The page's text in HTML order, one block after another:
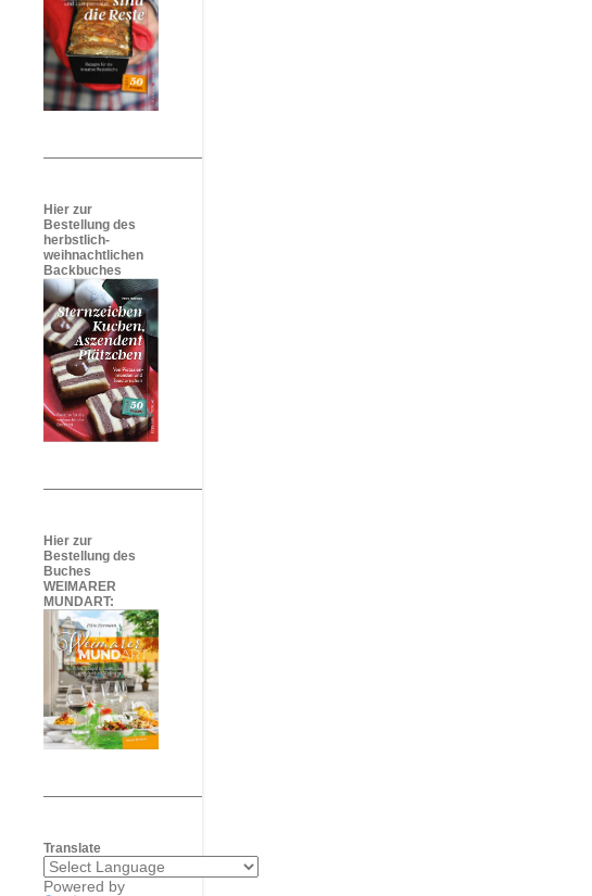
Hier zur
Bestellung des
herbstlich-
weihnachtlichen
Backbuches
Hier zur
Bestellung des
Buches
WEIMARER
MUNDART:
Translate
Powered by